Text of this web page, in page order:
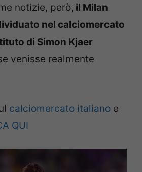
notizie, però, il Milan
nel calciomercato
di Simon Kjaer
venisse realmente
calciomercato italiano e
QUI